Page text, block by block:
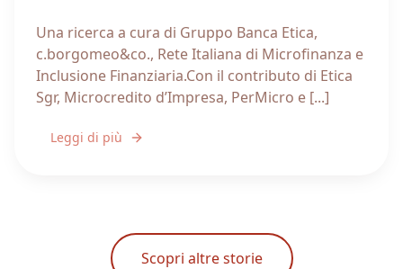
Una ricerca a cura di Gruppo Banca Etica,
c.borgomeo&co., Rete Italiana di Microfinanza e
Inclusione Finanziaria.Con il contributo di Etica
Sgr, Microcredito d’Impresa, PerMicro e [...]
Leggi di più
Scopri altre storie